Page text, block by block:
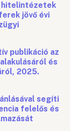
hitelintézetek
jövő évi
publikáció az
és
2025.
segíti
felelős és